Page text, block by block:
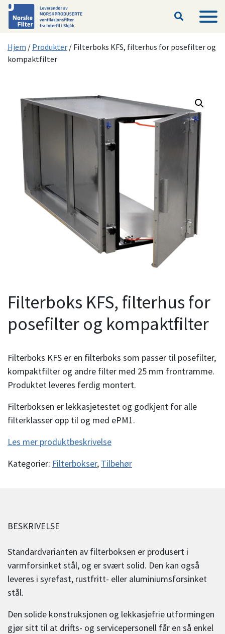
Hjem / Produkter / Filterboks KFS, filterhus for posefilter og
kompaktfilter
Filterboks KFS, filterhus for
posefilter og kompaktfilter
Filterboks KFS er en filterboks som passer til posefilter,
kompaktfilter og andre filter med 25 mm frontramme.
Produktet leveres ferdig montert.
Filterboksen er lekkasjetestet og godkjent for alle
filterklasser opp til og med ePM1.
Les mer produktbeskrivelse
Kategorier: Filterbokser, Tilbehør
BESKRIVELSE
Standardvarianten av filterboksen er produsert i
varmforsinket stål, og er svært solid. Den kan også
leveres i syrefast, rustfritt- eller aluminiumsforsinket
stål.
Den solide konstruksjonen og lekkasjefrie utformingen
gjør sitt til at drifts- og servicepersonell får en så enkel